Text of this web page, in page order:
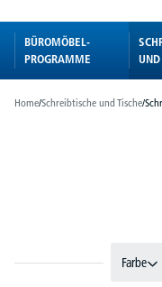
BÜROMÖBEL-
PROGRAMME
UND
Home/Schreibtische und Tische/
Farbe